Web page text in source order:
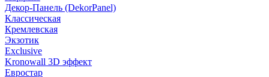
Декор-Панель (DekorPanel)
Классическая
Кремлевская
Экзотик
Exclusive
Kronowall 3D эффект
Евростар